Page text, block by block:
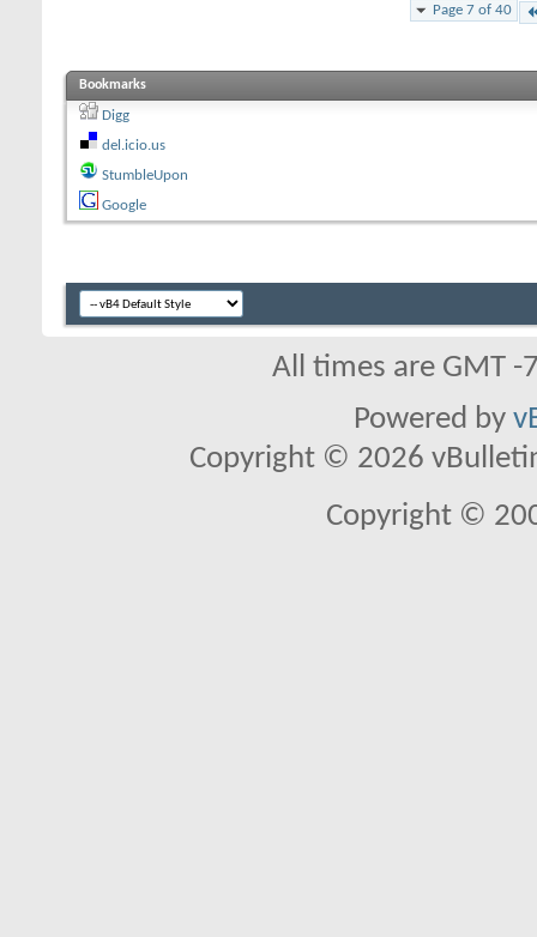
Page 7 of 40
Bookmarks
Digg
del.icio.us
StumbleUpon
Google
All times are GMT
Powered by
Copyright © 2026
Copyright ©